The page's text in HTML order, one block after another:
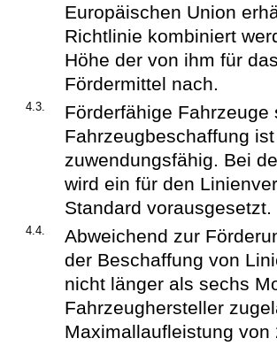
Europäischen Union
Richtlinie kombiniert
Höhe der von ihm für
Fördermittel nach.
4.3.
Förderfähige
Fahrzeugbeschaffung
zuwendungsfähig. Bei
wird ein für den
Standard vorausgesetzt.
4.4.
Abweichend zur
der Beschaffung von
nicht länger als sechs
Fahrzeughersteller
Maximallaufleistung